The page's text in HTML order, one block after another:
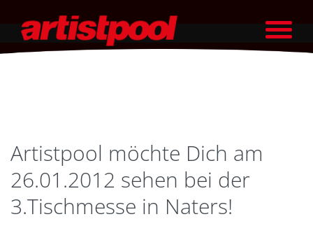
Artistpool möchte Dich am
26.01.2012 sehen bei der
3.Tischmesse in Naters!